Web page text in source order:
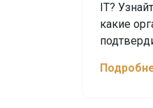
IT?
какие
и как